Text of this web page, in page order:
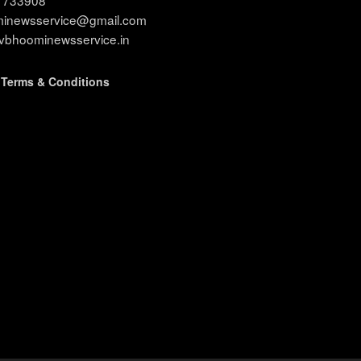
Terms & Conditions